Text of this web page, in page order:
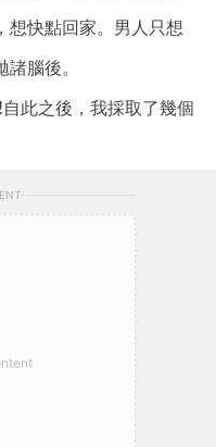
想快點回家。男人只想
諸腦後。
自此之後，我採取了幾個